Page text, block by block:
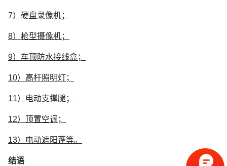
7）硬盘录像机；
8）枪型摄像机；
9）车顶防水接线盒；
10）高杆照明灯；
11）电动支撑腿；
12）顶置空调；
13）电动遮阳蓬等。
结语